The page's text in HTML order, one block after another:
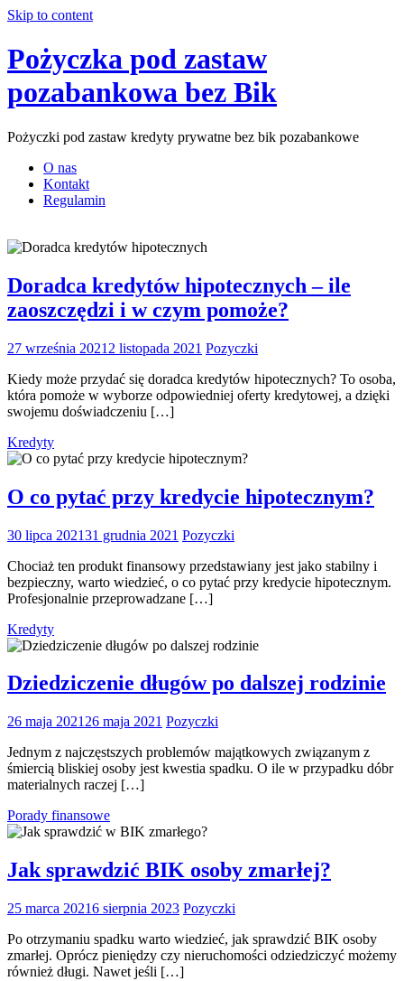
Skip to content
Pożyczka pod zastaw
pozabankowa bez Bik
Pożyczki pod zastaw kredyty prywatne bez bik pozabankowe
O nas
Kontakt
Regulamin
Doradca kredytów hipotecznych – ile
zaoszczędzi i w czym pomoże?
27 września 2021 2 listopada 2021 Pozyczki
Kiedy może przydać się doradca kredytów hipotecznych? To osoba,
która pomoże w wyborze odpowiedniej oferty kredytowej, a dzięki
swojemu doświadczeniu […]
Kredyty
O co pytać przy kredycie hipotecznym?
30 lipca 202131 grudnia 2021 Pozyczki
Chociaż ten produkt finansowy przedstawiany jest jako stabilny i
bezpieczny, warto wiedzieć, o co pytać przy kredycie hipotecznym.
Profesjonalnie przeprowadzane […]
Kredyty
Dziedziczenie długów po dalszej rodzinie
26 maja 2021 26 maja 2021 Pozyczki
Jednym z najczęstszych problemów majątkowych związanym z
śmiercią bliskiej osoby jest kwestia spadku. O ile w przypadku dóbr
materialnych raczej […]
Porady finansowe
Jak sprawdzić BIK osoby zmarłej?
25 marca 20216 sierpnia 2023 Pozyczki
Po otrzymaniu spadku warto wiedzieć, jak sprawdzić BIK osoby
zmarłej. Oprócz pieniędzy czy nieruchomości odziedziczyć możemy
również długi. Nawet jeśli […]